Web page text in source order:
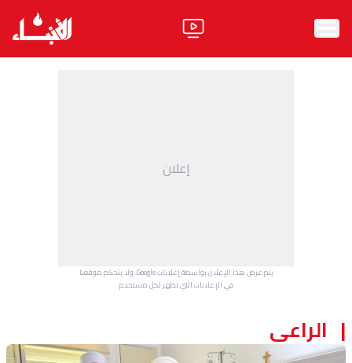
ثقافة ومجتمع
إعلان
يتم عرض هذا الإعلان بواسطة إعلانات Google، ولا يتحكم موقعنا
في الإعلانات التي تظهر لكل مستخدم.
الراعي